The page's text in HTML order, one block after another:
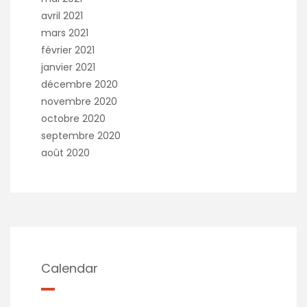
avril 2021
mars 2021
février 2021
janvier 2021
décembre 2020
novembre 2020
octobre 2020
septembre 2020
août 2020
Calendar